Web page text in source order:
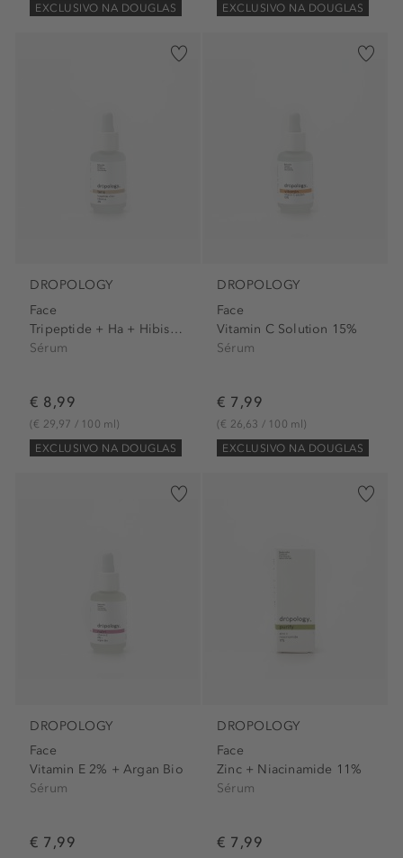
EXCLUSIVO NA DOUGLAS
EXCLUSIVO NA DOUGLAS
DROPOLOGY
Face
Tripeptide + Ha + Hibiscus 3%
Sérum
€ 8,99
(€ 29,97 / 100 ml)
EXCLUSIVO NA DOUGLAS
DROPOLOGY
Face
Vitamin C Solution 15%
Sérum
€ 7,99
(€ 26,63 / 100 ml)
EXCLUSIVO NA DOUGLAS
DROPOLOGY
Face
Vitamin E 2% + Argan Bio
Sérum
€ 7,99
DROPOLOGY
Face
Zinc + Niacinamide 11%
Sérum
€ 7,99